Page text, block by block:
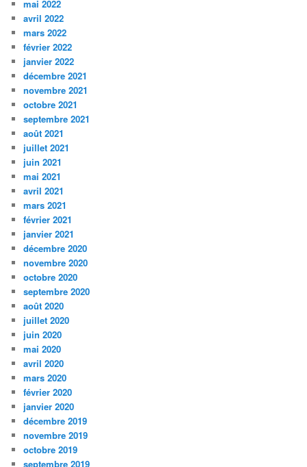
mai 2022
avril 2022
mars 2022
février 2022
janvier 2022
décembre 2021
novembre 2021
octobre 2021
septembre 2021
août 2021
juillet 2021
juin 2021
mai 2021
avril 2021
mars 2021
février 2021
janvier 2021
décembre 2020
novembre 2020
octobre 2020
septembre 2020
août 2020
juillet 2020
juin 2020
mai 2020
avril 2020
mars 2020
février 2020
janvier 2020
décembre 2019
novembre 2019
octobre 2019
septembre 2019